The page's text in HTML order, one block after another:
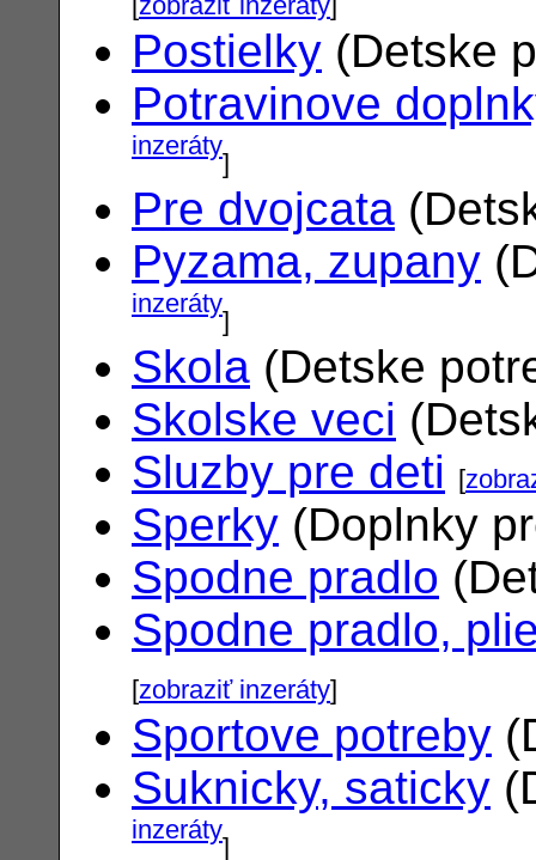
Postielky (Detske
Potravinove
inzeráty]
Pre dvojcata
Pyzama, zupany
inzeráty]
Skola (Detske
Skolske veci
Sluzby pre deti [
Sperky (Doplnky
Spodne pradlo
Spodne pradlo,
[zobraziť inzeráty]
Sportove potreby
Suknicky, saticky
inzeráty]